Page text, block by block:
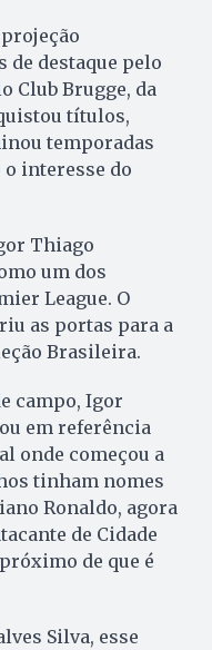
de destaque pelo
Club Brugge, da
títulos,
temporadas
interesse do
Thiago
um dos
League. O
as portas para a
Brasileira.
campo, Igor
em referência
onde começou a
tinham nomes
Ronaldo, agora
de Cidade
de que é
Silva, esse